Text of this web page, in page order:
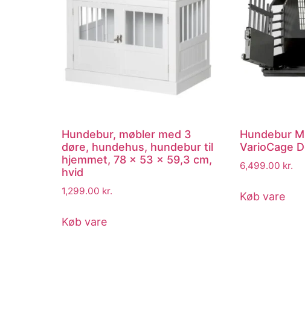
Hundebur, møbler med 3
døre, hundehus, hundebur til
hjemmet, 78 x 53 x 59,3 cm,
hvid
1,299.00 kr.
Køb vare
Hundebur
VarioCage
6,499.00 kr.
Køb vare